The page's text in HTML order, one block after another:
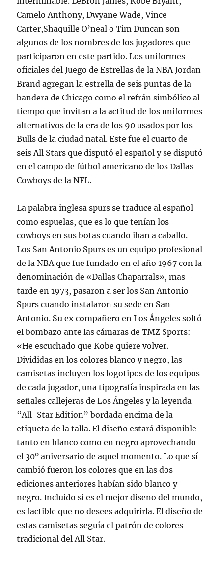
Camelo Anthony, Dwyane Wade, Vince
Carter,Shaquille O’neal o Tim Duncan son
algunos de los nombres de los jugadores que
participaron en este partido. Los uniformes
oficiales del Juego de Estrellas de la NBA Jordan
Brand agregan la estrella de seis puntas de la
bandera de Chicago como el refrán simbólico al
tiempo que invitan a la actitud de los uniformes
alternativos de la era de los 90 usados por los
Bulls de la ciudad natal. Este fue el cuarto de
seis All Stars que disputó el español y se disputó
en el campo de fútbol americano de los Dallas
Cowboys de la NFL.
La palabra inglesa spurs se traduce al español
como espuelas, que es lo que tenían los
cowboys en sus botas cuando iban a caballo.
Los San Antonio Spurs es un equipo profesional
de la NBA que fue fundado en el año 1967 con la
denominación de «Dallas Chaparrals», mas
tarde en 1973, pasaron a ser los San Antonio
Spurs cuando instalaron su sede en San
Antonio. Su ex compañero en Los Ángeles soltó
el bombazo ante las cámaras de TMZ Sports:
«He escuchado que Kobe quiere volver.
Divididas en los colores blanco y negro, las
camisetas incluyen los logotipos de los equipos
de cada jugador, una tipografía inspirada en las
señales callejeras de Los Ángeles y la leyenda
“All-Star Edition” bordada encima de la
etiqueta de la talla. El diseño estará disponible
tanto en blanco como en negro aprovechando
el 30º aniversario de aquel momento. Lo que sí
cambió fueron los colores que en las dos
ediciones anteriores habían sido blanco y
negro. Incluido si es el mejor diseño del mundo,
es factible que no desees adquirirla. El diseño de
estas camisetas seguía el patrón de colores
tradicional del All Star.